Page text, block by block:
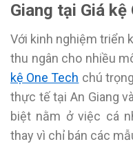
Giang tại Giá kệ
Với kinh nghiệm triển
thu ngân cho nhiều
kệ One Tech chú
thực tế tại An Giang
biệt nằm ở việc cá
thay vì chỉ bán các